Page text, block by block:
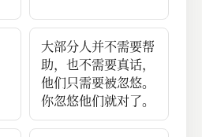
大部分人并不需要帮
助，也不需要真话，
他们只需要被忽悠。
你忽悠他们就对了。